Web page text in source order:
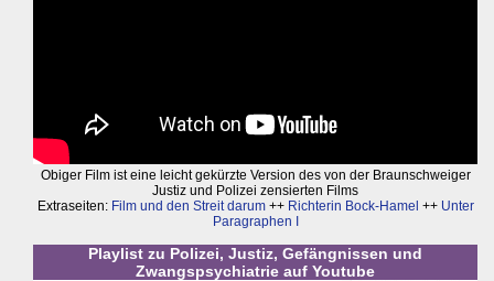
Obiger Film ist eine leicht gekürzte Version des von der Braunschweiger
Justiz und Polizei zensierten Films
Extraseiten:Film und den Streit darum++ Richterin Bock-Hamel ++ Unter
Paragraphen I
Playlist zu Polizei, Justiz, Gefängnissen und
Zwangspsychiatrie auf Youtube